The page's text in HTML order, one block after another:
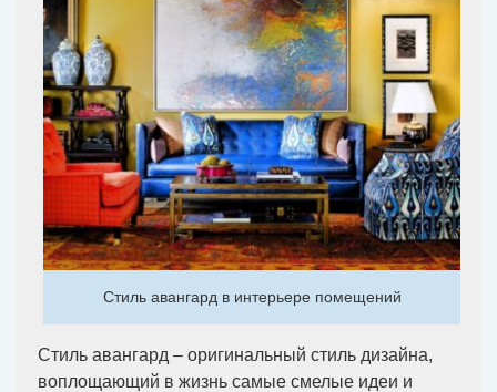
Стиль авангард в интерьере помещений
Стиль авангард – оригинальный стиль дизайна,
воплощающий в жизнь самые смелые идеи и